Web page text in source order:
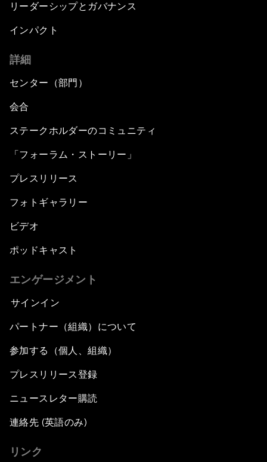
リーダーシップとガバナンス
インパクト
詳細
センター（部門）
会合
ステークホルダーのコミュニティ
「フォーラム・ストーリー」
プレスリリース
フォトギャラリー
ビデオ
ポッドキャスト
エンゲージメント
サインイン
パートナー（組織）について
参加する（個人、組織）
プレスリリース登録
ニュースレター購読
連絡先 (英語のみ)
リンク